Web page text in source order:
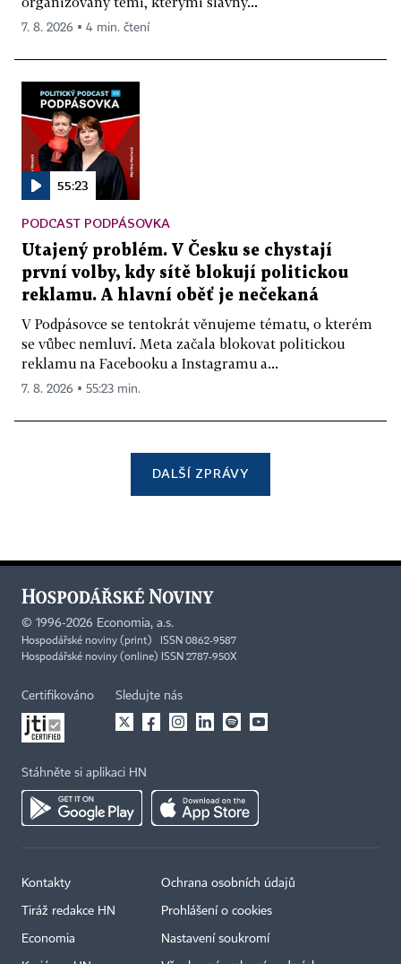
7. 8. 2026 ▪ 4 min. čtení
55:23
PODCAST PODPÁSOVKA
Utajený problém. V Česku se chystají
první volby, kdy sítě blokují politickou
reklamu. A hlavní oběť je nečekaná
V Podpásovce se tentokrát věnujeme tématu, o kterém
se vůbec nemluví. Meta začala blokovat politickou
reklamu na Facebooku a Instagramu a...
7. 8. 2026 ▪ 55:23 min.
DALŠÍ ZPRÁVY
© 1996-2026 Economia, a.s.
Hospodářské noviny (print) ISSN 0862-9587
Hospodářské noviny (online) ISSN 2787-950X
Certifikováno Sledujte nás
Stáhněte si aplikaci HN
Kontakty
Tiráž redakce HN
Economia
Ochrana osobních údajů
Prohlášení o cookies
Nastavení soukromí